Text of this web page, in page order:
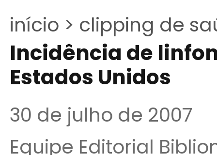
início > clipping de
Incidência de
Estados Unidos
30 de julho de 2007
Equipe Editorial